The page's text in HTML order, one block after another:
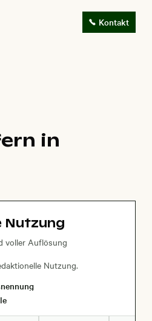
Kontakt
in
springen
Nutzung
voller Auflösung
Nutzung.